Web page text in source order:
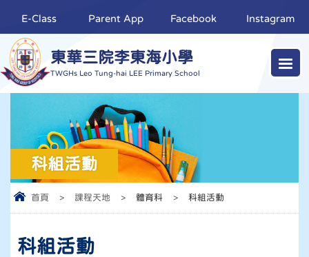
東華三院李東海小學
TWGHs Leo Tung-hai LEE Primary School
E-Class Parent App Facebook Instagram
科組活動
首頁 > 課程天地 > 體育科 > 科組活動
科組活動